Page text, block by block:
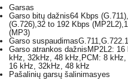
Garsas
Garso bitų dažnis64 Kbps
(G.726),32 to 192 Kbps
(MP3)
Garso suspaudimas
Garso atrankos dažnisMP2L2:
kHz, 32kHz, 48 kHz,PCM: 8
16 kHz, 32kHz, 48 kHz
Pašalinių garsų šalinimasyes